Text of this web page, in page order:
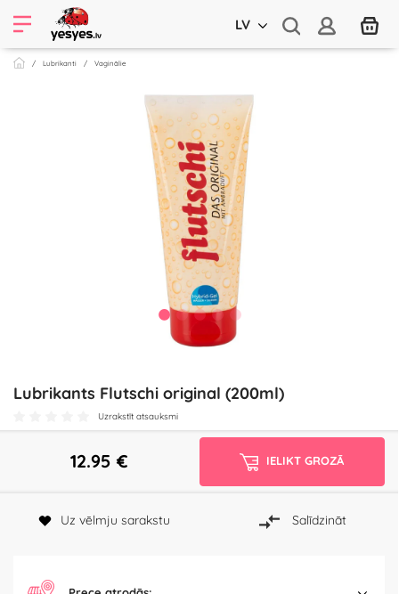
LV
Lubrikanti Vaginālie
Lubrikants Flutschi original (200ml)
Uzrakstīt atsauksmi
12.95 € IELIKT GROZĀ
Uz vēlmju sarakstu Salīdzināt